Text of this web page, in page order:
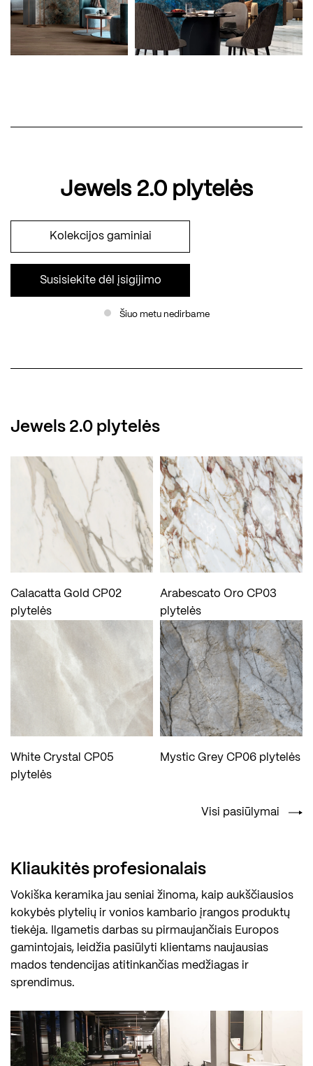
Jewels 2.0 plytelės
Kolekcijos gaminiai
Susisiekite dėl įsigijimo
Šiuo metu nedirbame
Jewels 2.0 plytelės
Calacatta Gold CP02
plytelės
Arabescato Oro CP03
plytelės
White Crystal CP05
plytelės
Mystic Grey CP06 plytelės
Visi pasiūlymai
Kliaukitės profesionalais
Vokiška keramika jau seniai žinoma, kaip aukščiausios
kokybės plytelių ir vonios kambario įrangos produktų
tiekėja. Ilgametis darbas su pirmaujančiais Europos
gamintojais, leidžia pasiūlyti klientams naujausias
mados tendencijas atitinkančias medžiagas ir
sprendimus.